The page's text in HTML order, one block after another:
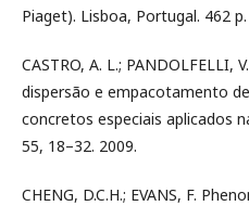
Piaget). Lisboa, Portugal. 462
CASTRO, A. L.; PANDOLFELLI,
dispersão e empacotamento
concretos especiais aplicados
55, 18–32. 2009.
CHENG, D.C.H.; EVANS, F.